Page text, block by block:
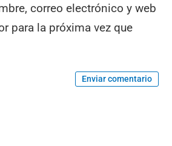
correo electrónico y web
para la próxima vez que
Enviar comentario